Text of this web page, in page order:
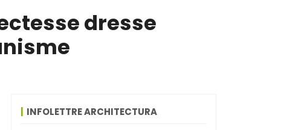
dresse
INFOLETTRE ARCHITECTURA